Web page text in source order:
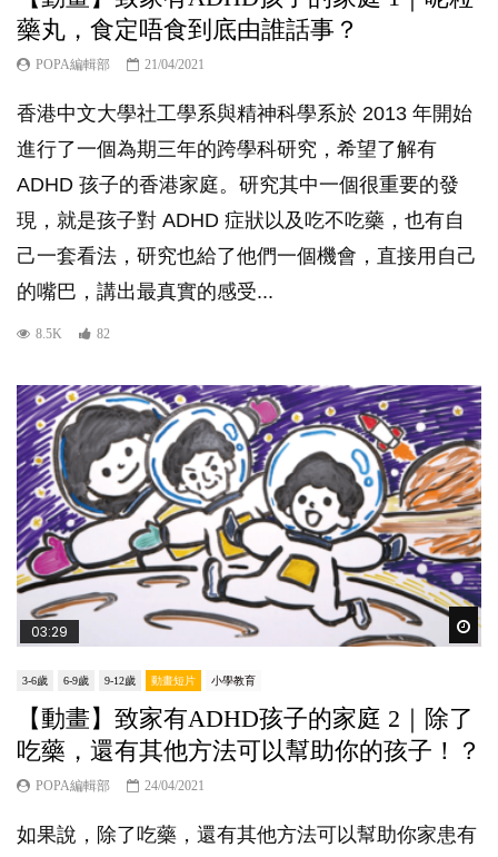
藥丸，食定唔食到底由誰話事？
POPA編輯部 21/04/2021
香港中文大學社工學系與精神科學系於 2013 年開始
進行了一個為期三年的跨學科研究，希望了解有
ADHD 孩子的香港家庭。研究其中一個很重要的發
現，就是孩子對 ADHD 症狀以及吃不吃藥，也有自
己一套看法，研究也給了他們一個機會，直接用自己
的嘴巴，講出最真實的感受...
8.5K 82
03:29
3-6歲 6-9歲 9-12歲 動畫短片 小學教育
【動畫】致家有ADHD孩子的家庭 2｜除了
吃藥，還有其他方法可以幫助你的孩子！？
POPA編輯部 24/04/2021
如果說，除了吃藥，還有其他方法可以幫助你家患有